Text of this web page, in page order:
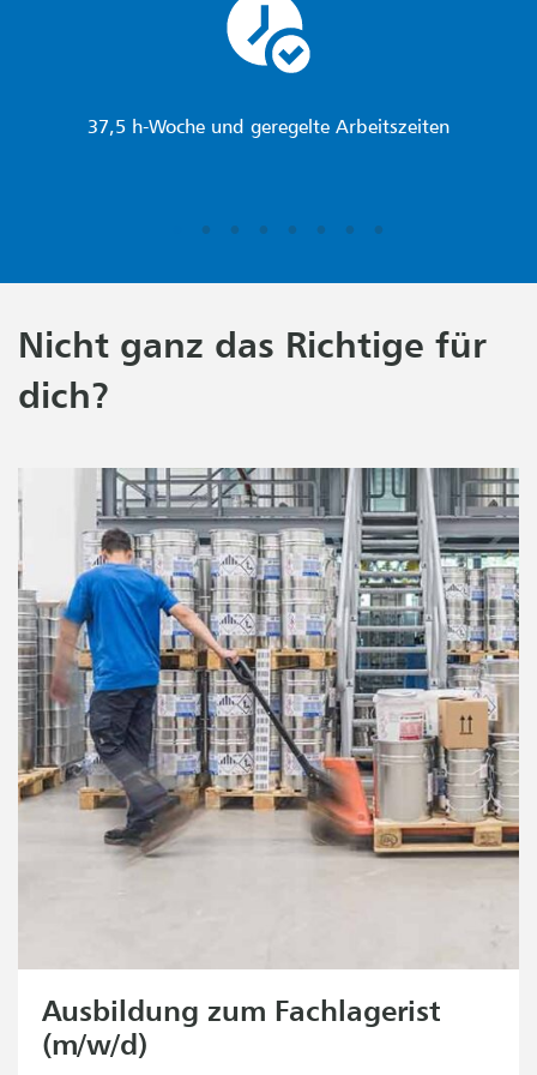
37,5 h-Woche und geregelte Arbeitszeiten
Nicht ganz das Richtige für
dich?
Ausbildung zum Fachlagerist
(m/w/d)